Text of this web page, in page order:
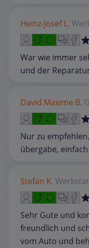
Heinz-Josef L.
War wie immer
und der
David Maxime B.
Nur zu
übergabe,
Stefan K.
Sehr Gute und
freundlich und
vom Auto und